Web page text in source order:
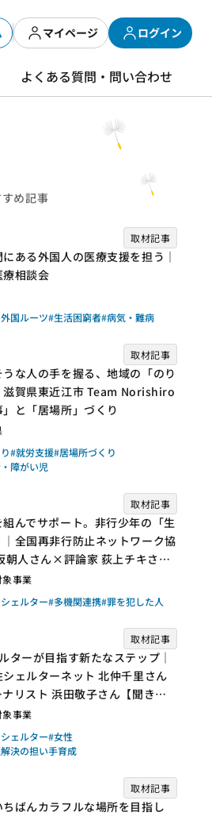
マイページ ログイン
よくある質問・問い合わせ
め記事
取材記事
ある外国人の医療支援を担う｜
相談会
国ルーツ#生活困窮者#病気・難病
取材記事
な人の手を握る、地域の「のり
滋賀県東近江市 Team Norishiro
と「居場所」づくり
#就労支援#居場所づくり
障がい児
取材記事
組んでサポート。非行少年の「生
｜全国再非行防止ネットワーク協
朝人さん×評論家 荻上チキさん
】事業
ェルター#多機関連携#罪を犯した人
取材記事
ターが目指す新たなステップ｜
ェルターネット 北仲千里さん
リスト 浜田敬子さん【聞き
事業
ェルター#女性
決の担い手育成
取材記事
ばんカラフルな場所を目指し